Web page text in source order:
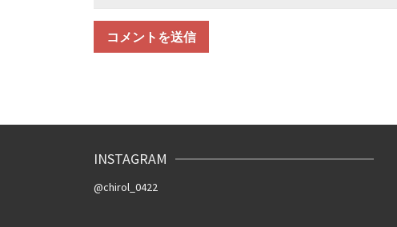
INSTAGRAM
@chirol_0422